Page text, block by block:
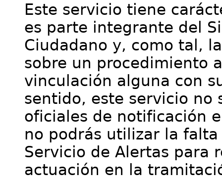
Este servicio tiene
es parte integrante del
Ciudadano y, como tal,
sobre un procedimiento
vinculación alguna con
sentido, este servicio no
oficiales de notificación
no podrás utilizar la
Servicio de Alertas para
actuación en la